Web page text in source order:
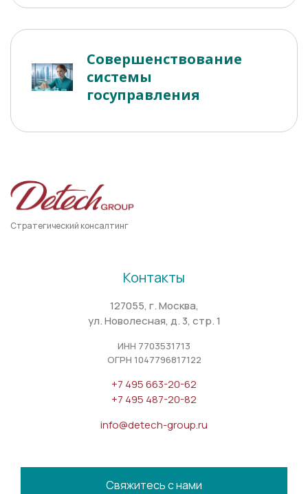
Совершенствование
системы
госуправления
Стратегический консалтинг
Контакты
127055, г. Москва,
ул. Новолесная, д. 3, стр. 1
ИНН 7703531713
ОГРН 1047796817122
+7 495 663-20-62
+7 495 487-20-82
info@detech-group.ru
Свяжитесь с нами